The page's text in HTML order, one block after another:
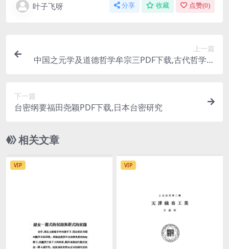
叶子飞呀 分享 收藏 点赞(0)
上一篇
中国之元学及道德哲学牟宗三PDF下载,古代哲学研
下一篇
台密纲要福田尧颖PDF下载,日本台密研究
相关文章
VIP VIP